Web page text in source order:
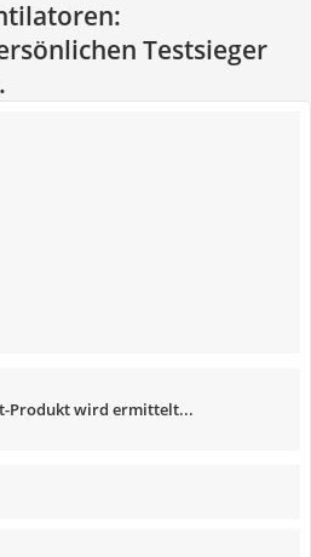
Testsieger
Produkt wird ermittelt...